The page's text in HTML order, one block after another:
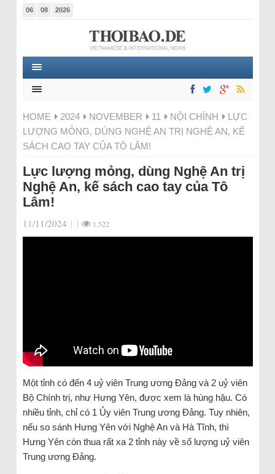
06 08 2026
HOME 2024 NOVEMBER 11 NỘI CHÍNH
LỰC
LƯỢNG MỎNG, DÙNG NGHỆ AN TRỊ NGHỆ AN, KẾ
SÁCH CAO TAY CỦA TÔ LÂM!
Lực lượng mỏng, dùng Nghệ An trị
Nghệ An, kế sách cao tay của Tô
Lâm!
11/11/2024 | | 1.522
Một tỉnh có đến 4 uỷ viên Trung ương Đảng và 2 uỷ viên
Bộ Chính trị, như Hưng Yên, được xem là hùng hậu. Có
nhiều tỉnh, chỉ có 1 Ủy viên Trung ương Đảng. Tuy nhiên,
nếu so sánh Hưng Yên với Nghệ An và Hà Tĩnh, thì
Hưng Yên còn thua rất xa 2 tỉnh này về số lượng uỷ viên
Trung ương Đảng.